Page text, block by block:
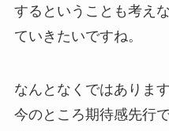
するということも考え
ていきたいですね。
なんとなくではありま
今のところ期待感先行